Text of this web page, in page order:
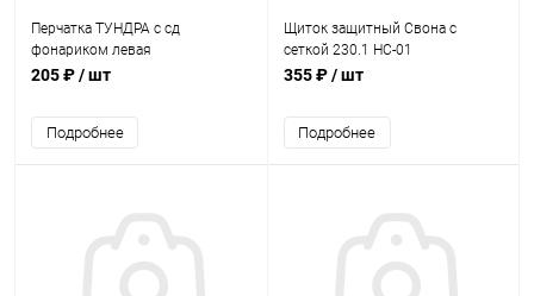
Перчатка ТУНДРА с сд
фонариком левая
205 ₽/ шт
Подробнее
Щиток защитный Свона с
сеткой 230.1 HC-01
355 ₽/ шт
Подробнее